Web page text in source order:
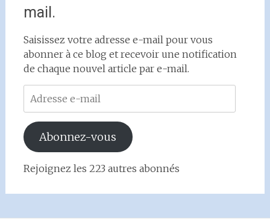
mail.
Saisissez votre adresse e-mail pour vous
abonner à ce blog et recevoir une notification
de chaque nouvel article par e-mail.
e-
mail
Abonnez-vous
Rejoignez les 223 autres abonnés